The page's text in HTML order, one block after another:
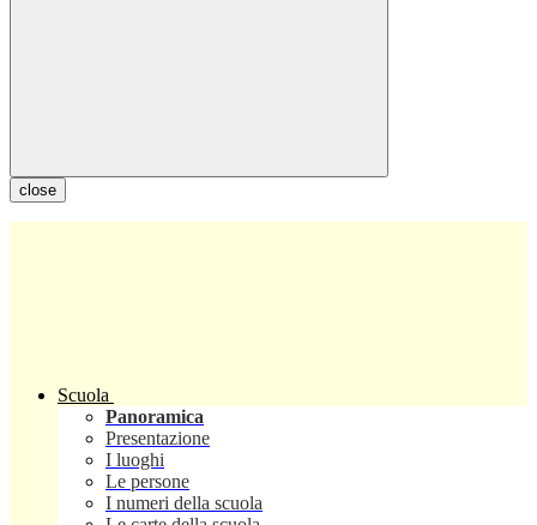
close
Scuola
Panoramica
Presentazione
I luoghi
Le persone
I numeri della scuola